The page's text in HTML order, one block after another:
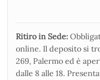
Ritiro in Sede:
online. Il deposito si
269, Palermo ed è
dalle 8 alle 18.